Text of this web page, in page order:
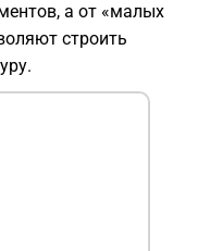
а от «малых
строить